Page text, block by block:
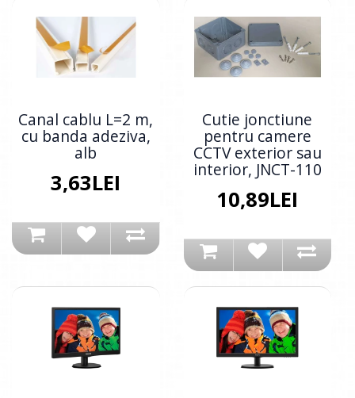
Canal cablu L=2 m,
cu banda adeziva,
alb
3,63LEI
Cutie jonctiune
pentru camere
CCTV exterior sau
interior, JNCT-110
10,89LEI